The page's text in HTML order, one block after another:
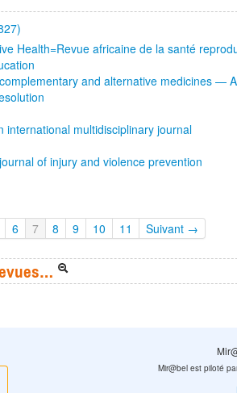
Health=Revue africaine de la santé
and alternative medicines —
international multidisciplinary journal
of injury and violence prevention
6 7 8 9 10 11 Suivant →
Mir@bel est piloté